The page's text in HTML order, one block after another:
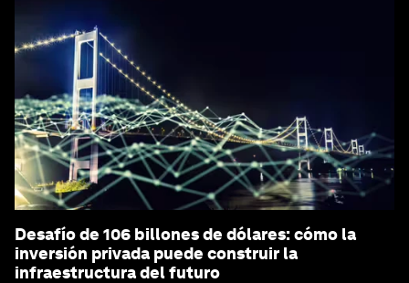
Desafío de 106 billones de dólares: cómo la
inversión privada puede construir la
infraestructura del futuro